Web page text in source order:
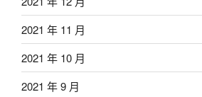
2021 年 11 月
2021 年 10 月
2021 年 9 月